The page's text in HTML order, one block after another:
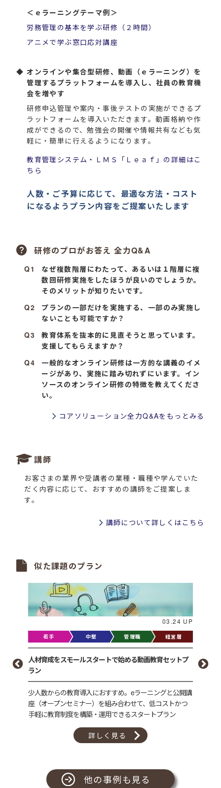
＜ｅラーニングテーマ例＞
労務管理の基本を学ぶ研修（２時間）
アニメで学ぶ窓口応対講座
オンラインや集合型研修、動画（ｅラーニング）を
管理するプラットフォームを導入し、社員の教育機
会を増やす
研修申込管理や案内・事後テストの実施ができるプ
ラットフォームを導入いただきます。動画格納や作
成ができるので、勉強会の開催や情報共有なども気
軽に・簡単に行えるようになります。
教育管理システム・ＬＭＳ「Ｌｅａｆ」の詳細はこ
ちら
人数・ご予算に応じて、最適な方法・コスト
になるようプラン内容をご提案いたします
研修のプロがお答え 全力Q&A
なぜ複数階層にわたって、あるいは１階層に複
数回研修実施をしたほうが良いのでしょうか。
そのメリットが知りたいです。
プランの一部だけを実施する、一部のみ実施し
ないことも可能ですか？
教育体系を抜本的に見直そうと思っています。
支援してもらえますか？
一般的なオンライン研修は一方的な講義のイメ
ージがあり、実施に踏み切れずにいます。イン
ソースのオンライン研修の特徴を教えてくださ
い。
コアソリューション全力Q&Aをもっとみる
講師
お客さまの業界や受講者の業種・職種や学んでいた
だく内容に応じて、おすすめの講師をご提案しま
す。
講師について詳しくはこちら
似た課題のプラン
03.24 UP
若手 中堅 管理職 経営層
人材育成をスモールスタートで始める動画教育セットプ
ラン
少人数からの教育導入におすすめ。eラーニングと公開講
座（オープンセミナー）を組み合わせて、低コストかつ
手軽に教育制度を構築・運用できるスタートプラン
詳しく見る
全階
ラン
他の事例も見る